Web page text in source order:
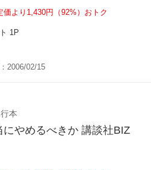
価より1,430円（92%）おトク
1P
2006/02/15
本
にやめるべきか 講談社BIZ